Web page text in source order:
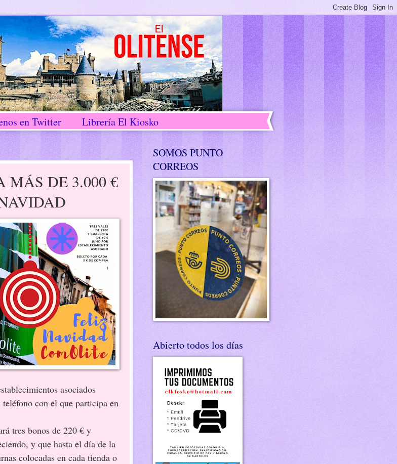
en Twitter Librería El Kiosko
MÁS DE 3.000 €
asociados
con el que participa en
tres bonos de 220 € y
y que hasta el día de la
colocadas en cada tienda o
SOMOS PUNTO
CORREOS
Abierto todos los días